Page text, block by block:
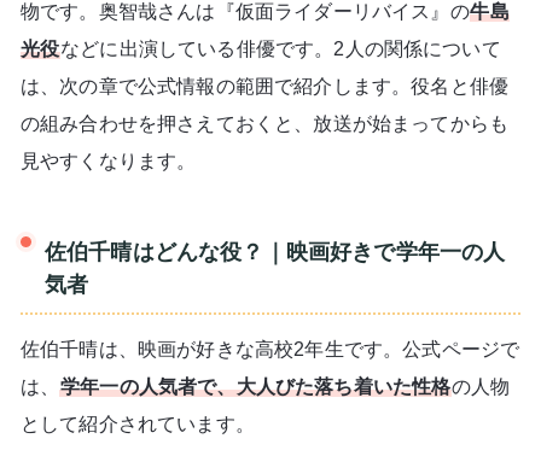
物です。奥智哉さんは『仮面ライダーリバイス』の牛島
光役などに出演している俳優です。2人の関係について
は、次の章で公式情報の範囲で紹介します。役名と俳優
の組み合わせを押さえておくと、放送が始まってからも
見やすくなります。
佐伯千晴はどんな役？｜映画好きで学年一の人
気者
佐伯千晴は、映画が好きな高校2年生です。公式ページで
は、学年一の人気者で、大人びた落ち着いた性格の人物
として紹介されています。